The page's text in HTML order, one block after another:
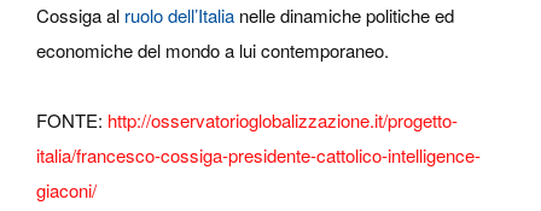
Cossiga al ruolo dell’Italia nelle dinamiche politiche ed
economiche del mondo a lui contemporaneo.
FONTE: http://osservatorioglobalizzazione.it/progetto-
italia/francesco-cossiga-presidente-cattolico-intelligence-
giaconi/